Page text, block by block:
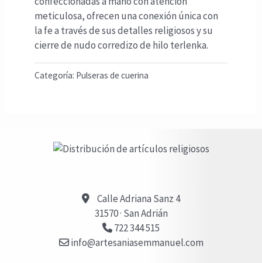
meticulosa, ofrecen una conexión única con
la fe a través de sus detalles religiosos y su
cierre de nudo corredizo de hilo terlenka.
Categoría: Pulseras de cuerina
Calle Adriana Sanz 4
31570 · San Adrián
722 344 515
info@artesaniasemmanuel.com